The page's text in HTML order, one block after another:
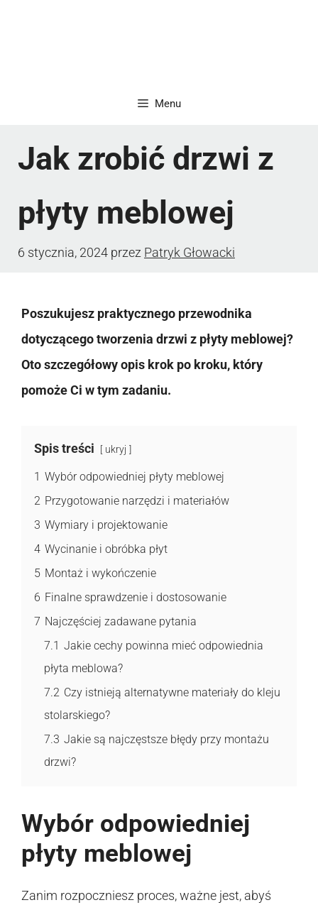
Menu
Jak zrobić drzwi z
płyty meblowej
6 stycznia, 2024 przez Patryk Głowacki
Poszukujesz praktycznego przewodnika
dotyczącego tworzenia drzwi z płyty meblowej?
Oto szczegółowy opis krok po kroku, który
pomoże Ci w tym zadaniu.
Spis treści ukryj
1 Wybór odpowiedniej płyty meblowej
2 Przygotowanie narzędzi i materiałów
3 Wymiary i projektowanie
4 Wycinanie i obróbka płyt
5 Montaż i wykończenie
6 Finalne sprawdzenie i dostosowanie
7 Najczęściej zadawane pytania
7.1 Jakie cechy powinna mieć odpowiednia
płyta meblowa?
7.2 Czy istnieją alternatywne materiały do kleju
stolarskiego?
7.3 Jakie są najczęstsze błędy przy montażu
drzwi?
Wybór odpowiedniej
płyty meblowej
Zanim rozpoczniesz proces, ważne jest, abyś